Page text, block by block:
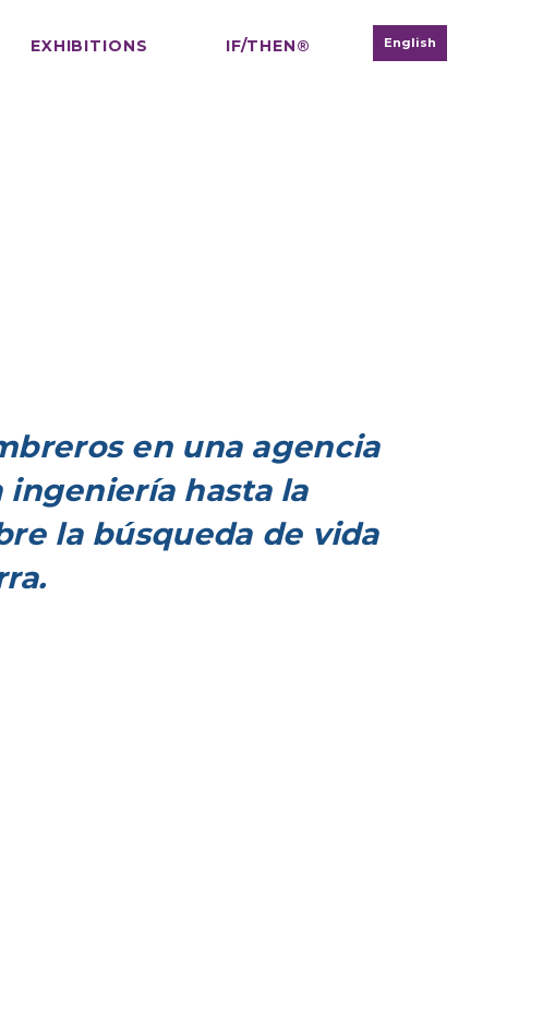
EXHIBITIONS IF/THEN® English
en una agencia
ingeniería hasta la
la búsqueda de vida